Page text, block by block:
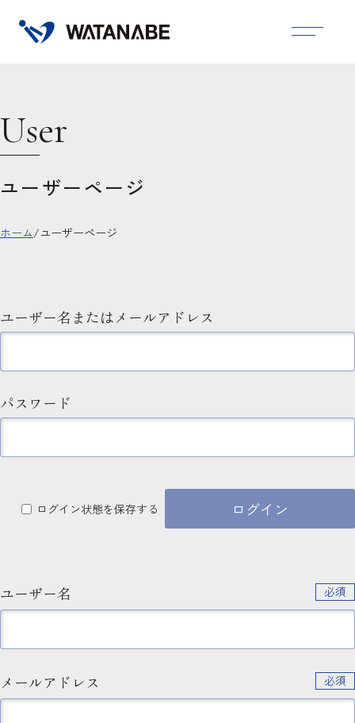
User
ユーザーページ
ホーム/ユーザーページ
ユーザー名またはメールアドレス
パスワード
ログイン状態を保存する
ユーザー名 必須
メールアドレス 必須